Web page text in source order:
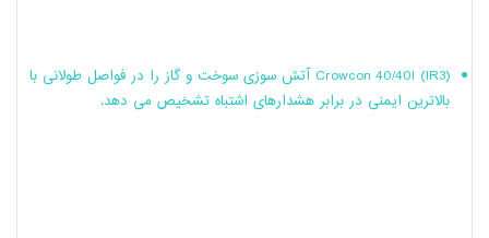
(IR3) Crowcon 40/40I آتش سوزی سوخت و گاز را در فواصل طولانی با
بالاترین ایمنی در برابر هشدارهای اشتباه تشخیص می دهد.